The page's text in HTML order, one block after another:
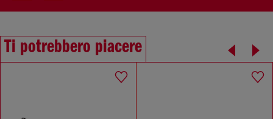
Ti potrebbero piacere